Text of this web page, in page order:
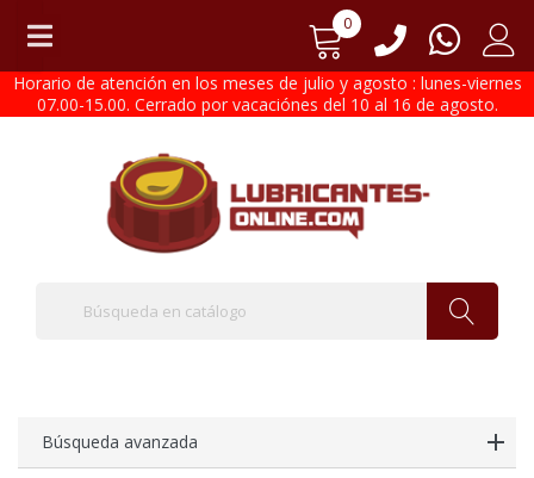
0
Horario de atención en los meses de julio y agosto : lunes-viernes
07.00-15.00. Cerrado por vacaciónes del 10 al 16 de agosto.
Búsqueda avanzada